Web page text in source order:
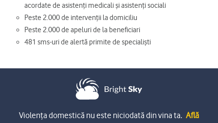
acordate de asistenți medicali și asistenți sociali
Peste 2.000 de intervenții la domiciliu
Peste 2.000 de apeluri de la beneficiari
481 sms-uri de alertă primite de specialiști
Violența domestică nu este niciodată din vina ta. Află